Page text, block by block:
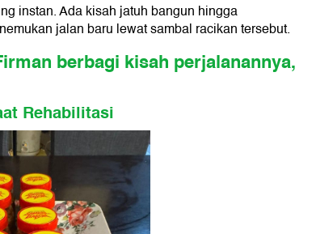
instan. Ada kisah jatuh bangun hingga
jalan baru lewat sambal racikan tersebut.
berbagi kisah perjalanannya,
Rehabilitasi